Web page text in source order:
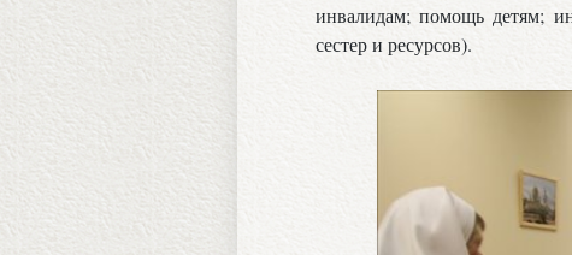
инвалидам; помощь детям;
сестер и ресурсов).